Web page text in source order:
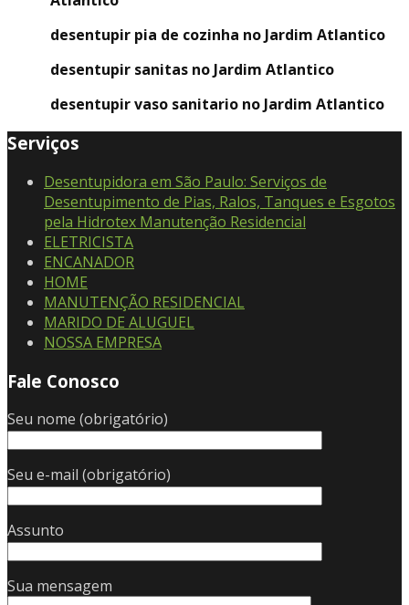
desentupir pia de cozinha no Jardim Atlantico
desentupir sanitas no Jardim Atlantico
desentupir vaso sanitario no Jardim Atlantico
Serviços
Desentupidora em São Paulo: Serviços de
Desentupimento de Pias, Ralos, Tanques e Esgotos
pela Hidrotex Manutenção Residencial
ELETRICISTA
ENCANADOR
HOME
MANUTENÇÃO RESIDENCIAL
MARIDO DE ALUGUEL
NOSSA EMPRESA
Fale Conosco
Seu nome (obrigatório)
Seu e-mail (obrigatório)
Assunto
Sua mensagem